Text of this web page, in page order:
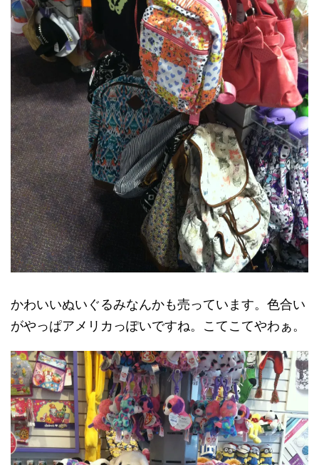
かわいいぬいぐるみなんかも売っています。色合い
がやっぱアメリカっぽいですね。こてこてやわぁ。